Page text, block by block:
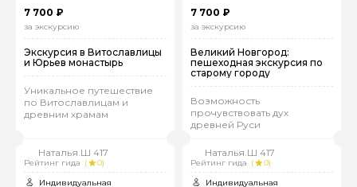
7 700 ₽
за экскурсию
Экскурсия в Витославлицы
и Юрьев монастырь
Уникальное путешествие
по Витославлицам и
древним храмам
Наталья.Ш 417
Рейтинг гида (
0)
Индивидуальная
7 700 ₽
за экскурсию
Великий Новгород:
пешеходная экскурсия по
старому городу
Возможность
прочувствовать дух
древней Руси
Наталья.Ш 417
Рейтинг гида (
0)
Индивидуальная